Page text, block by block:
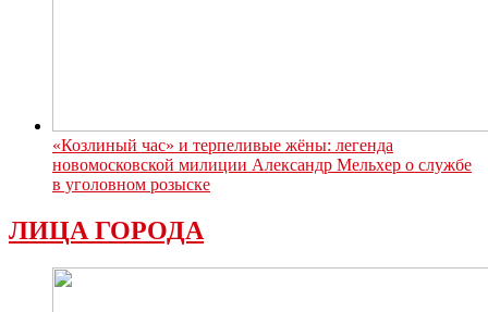
«Козлиный час» и терпеливые жёны: легенда
новомосковской милиции Александр Мельхер о службе
в уголовном розыске
ЛИЦА ГОРОДА